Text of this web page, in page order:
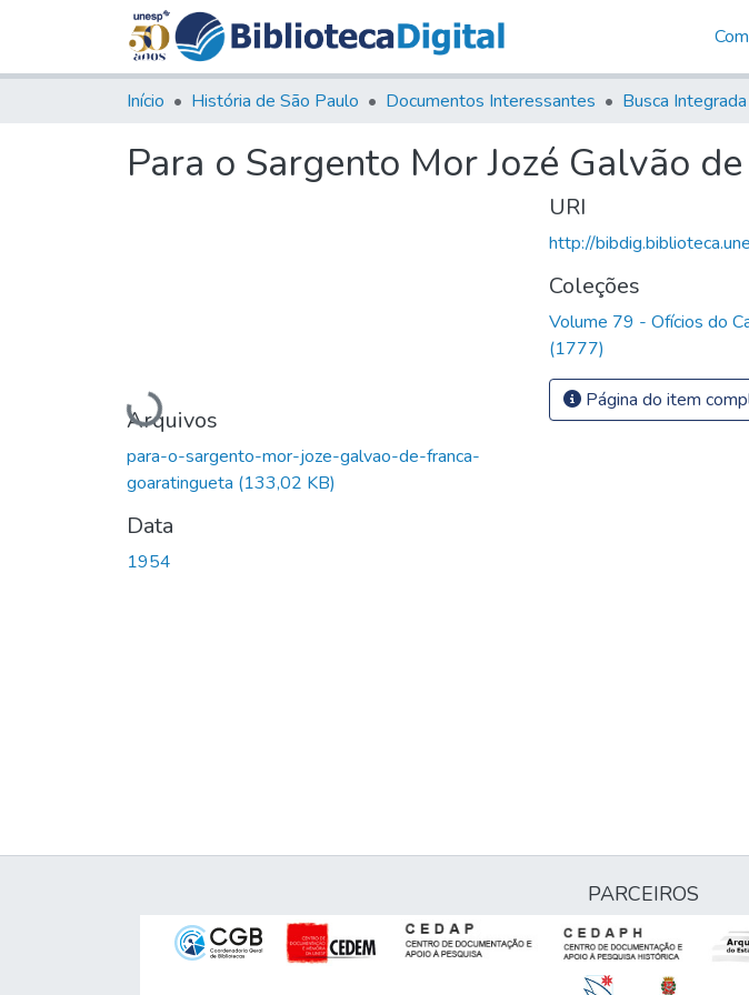
Início História de São Paulo Documentos Interessantes Busca Integrada
Para o Sargento Mor Jozé Galvão
Carregando...
Arquivos
para-o-sargento-mor-joze-galvao-de-franca-
goaratingueta (133,02 KB)
Data
1954
URI
http://
Coleções
Volume 79 - Ofícios do
(1777)
Página do item
PARCEIROS